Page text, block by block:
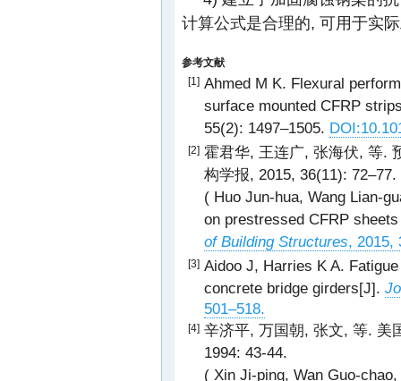
计算公式是合理的, 可用于实
参考文献
[1] Ahmed M K. Flexural
surface mounted CFRP
55(2): 1497–1505.
[2] 霍君华, 王连广, 张海伏, 等.
构学报, 2015, 36(11): 72–77.
( Huo Jun-hua, Wang Lian-
on prestressed CFRP
of Building Structures, 2015,
[3] Aidoo J, Harries K A.
concrete bridge girders[J].
501–518.
[4] 辛济平, 万国朝, 张文, 等. 美
1994: 43-44.
( Xin Ji-ping, Wan Guo-